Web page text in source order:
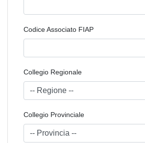
Codice Associato FIAP
Collegio Regionale
Collegio Provinciale